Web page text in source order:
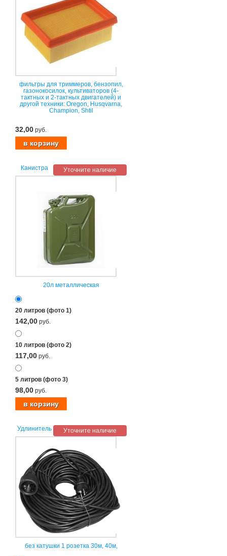
фильтры для триммеров, бензопил,
газонокосилок, культиваторов (4-
тактных и 2-тактных двигателей) и
другой техники: Oregon, Husqvarna,
Champion, Shtil
32,00 руб.
Уточните наличие
Канистра
20л металлическая
20 литров (фото 1)
142,00 руб.
10 литров (фото 2)
117,00 руб.
5 литров (фото 3)
98,00 руб.
Уточните наличие
Удлинитель
без катушки 1 розетка 30м, 40м,